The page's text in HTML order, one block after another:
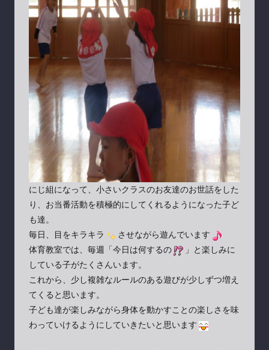
にじ組になって、小さいクラスのお友達のお世話をした
り、お当番活動を積極的にしてくれるようになった子ど
も達。
毎日、目をキラキラ
させながら遊んでいます
体育教室では、毎週「今日は何するの
」と楽しみに
している子がたくさんいます。
これから、少し複雑なルールのある遊びが少しずつ増え
てくると思います。
子ども達が楽しみながら身体を動かすことの楽しさを味
わっていけるようにしていきたいと思います